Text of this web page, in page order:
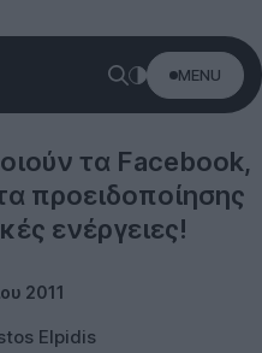
MENU
τα Facebook,
προειδοποίησης
ενέργειες!
2011
Elpidis